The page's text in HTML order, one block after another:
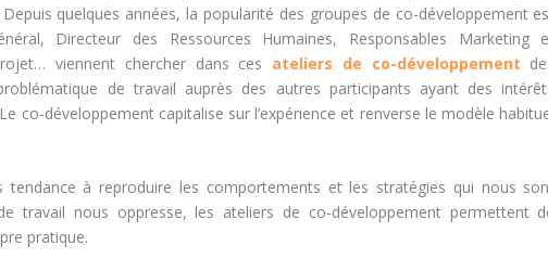
quelques années, la popularité des groupes de co-développement
Directeur des Ressources Humaines, Responsables Marketing
viennent chercher dans ces ateliers de co-développement
de travail auprès des autres participants ayant des
co-développement capitalise sur l’expérience et renverse le modèle
à reproduire les comportements et les stratégies qui nous
travail nous oppresse, les ateliers de co-développement permettent
pratique.